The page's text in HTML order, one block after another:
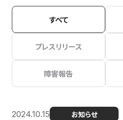
すべて
プレスリリース
障害報告
2024.10.15 お知らせ